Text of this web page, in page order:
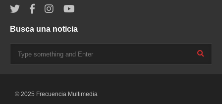
Busca una noticia
© 2025 Frecuencia Multimedia